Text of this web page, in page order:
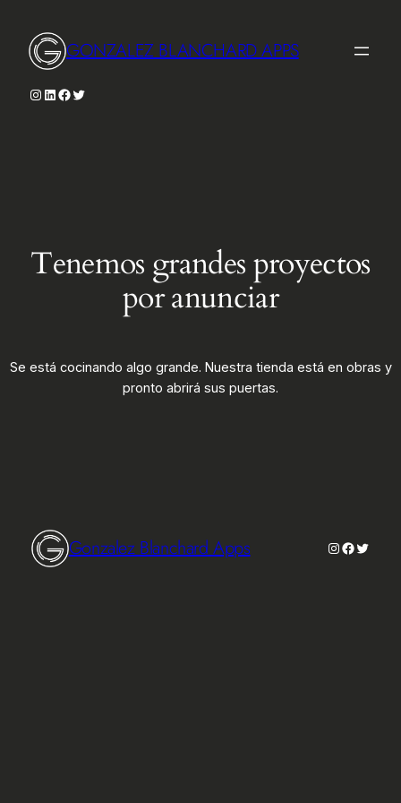
GONZALEZ BLANCHARD APPS
Instagram
LinkedIn
Facebook
Twitter
Tenemos grandes proyectos
por anunciar
Se está cocinando algo grande. Nuestra tienda está en obras y
pronto abrirá sus puertas.
Gonzalez Blanchard Apps Instagram
Twitter